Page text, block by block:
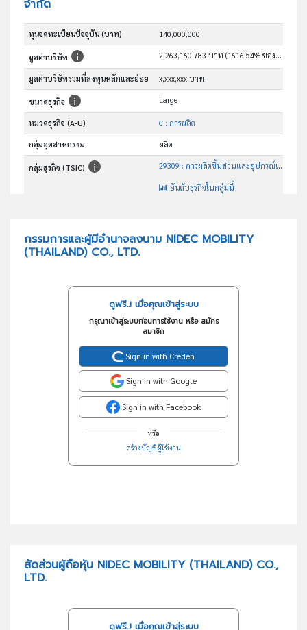
จำกัด
ทุนจดทะเบียนปัจจุบัน (บาท) 140,000,000
มูลค่าบริษัท 2,263,160,783 บาท (1616.54% ของทุน)
มูลค่าบริษัทรวมที่ลงทุนหลักและย่อย x,xxx,xxx บาท
ขนาดธุรกิจ Large
หมวดธุรกิจ (A-U) C : การผลิต
กลุ่มอุตสาหกรรม ผลิต
กลุ่มธุรกิจ (TSIC) 29309 : การผลิตชิ้นส่วนและอุปกรณ์เสริมอื่นๆสำหรับยานยนต์ซึ่งมิได้จัดประเภทไว้ในที่อื่น
อันดับธุรกิจในกลุ่มนี้
กรรมการและผู้มีอำนาจลงนาม NIDEC MOBILITY
(THAILAND) CO., LTD.
ดูฟรี..! เมื่อคุณเข้าสู่ระบบ
กรุณาเข้าสู่ระบบก่อนการใช้งาน หรือ สมัคร
สมาชิก
Sign in with Creden
Sign in with Google
Sign in with Facebook
หรือ
สร้างบัญชีผู้ใช้งาน
สัดส่วนผู้ถือหุ้น NIDEC MOBILITY (THAILAND) CO.,
LTD.
ดูฟรี..! เมื่อคุณเข้าสู่ระบบ